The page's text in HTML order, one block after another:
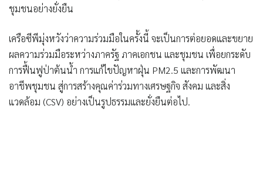
ชุมชนอย่างยั่งยืน
เครือซีพีมุ่งหวังว่าความร่วมมือในครั้งนี้ จะเป็นการต่อยอดและขยาย
ผลความร่วมมือระหว่างภาครัฐ ภาคเอกชน และชุมชน เพื่อยกระดับ
การฟื้นฟูป่าต้นน้ำ การแก้ไขปัญหาฝุ่น PM2.5 และการพัฒนา
อาชีพชุมชน สู่การสร้างคุณค่าร่วมทางเศรษฐกิจ สังคม และสิ่ง
แวดล้อม (CSV) อย่างเป็นรูปธรรมและยั่งยืนต่อไป.